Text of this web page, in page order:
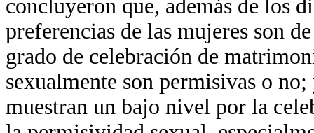
concluyeron que, además de los
preferencias de las mujeres son
grado de celebración de
sexualmente son permisivas o
muestran un bajo nivel por la